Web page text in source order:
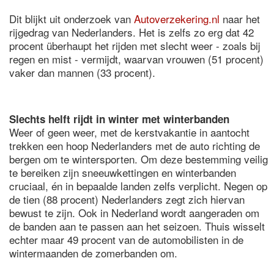
Dit blijkt uit onderzoek van Autoverzekering.nl naar het
rijgedrag van Nederlanders. Het is zelfs zo erg dat 42
procent überhaupt het rijden met slecht weer - zoals bij
regen en mist - vermijdt, waarvan vrouwen (51 procent)
vaker dan mannen (33 procent).
Slechts helft rijdt in winter met winterbanden
Weer of geen weer, met de kerstvakantie in aantocht
trekken een hoop Nederlanders met de auto richting de
bergen om te wintersporten. Om deze bestemming veilig
te bereiken zijn sneeuwkettingen en winterbanden
cruciaal, én in bepaalde landen zelfs verplicht. Negen op
de tien (88 procent) Nederlanders zegt zich hiervan
bewust te zijn. Ook in Nederland wordt aangeraden om
de banden aan te passen aan het seizoen. Thuis wisselt
echter maar 49 procent van de automobilisten in de
wintermaanden de zomerbanden om.